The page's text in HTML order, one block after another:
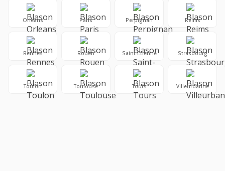
Orleans Paris Perpignan Reims
Rennes Rouen Saint-Etienne Strasbourg
Toulon Toulouse Tours Villeurbanne